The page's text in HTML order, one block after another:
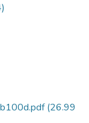
(26.99